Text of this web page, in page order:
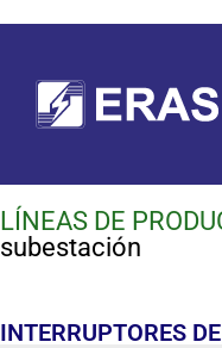
LÍNEAS DE
subestación
INTERRUPTORES